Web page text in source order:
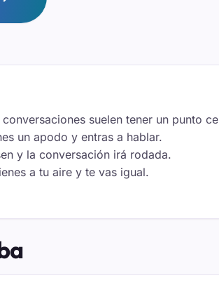
suelen tener un punto
un apodo y entras a hablar.
y la conversación irá rodada.
a tu aire y te vas igual.